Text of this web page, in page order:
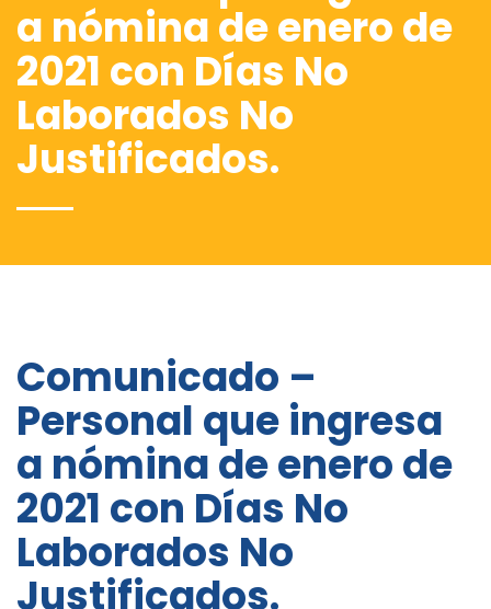
a nómina de enero de
2021 con Días No
Laborados No
Justificados.
Comunicado –
Personal que ingresa
a nómina de enero de
2021 con Días No
Laborados No
Justificados.